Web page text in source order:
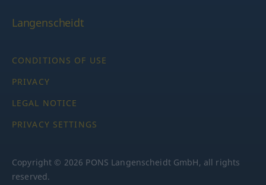
Langenscheidt
CONDITIONS OF USE
PRIVACY
LEGAL NOTICE
PRIVACY SETTINGS
Copyright © 2026 PONS Langenscheidt GmbH, all rights
reserved.